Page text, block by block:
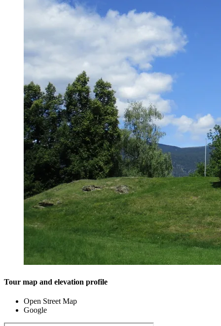
Tour map and elevation profile
Open Street Map
Google